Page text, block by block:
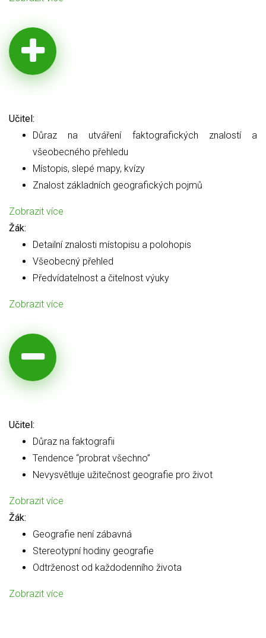
Učitel:
Důraz na utváření faktografických znalostí a
všeobecného přehledu
Místopis, slepé mapy, kvízy
Znalost základních geografických pojmů
Zobrazit více
Žák:
Detailní znalosti místopisu a polohopis
Všeobecný přehled
Předvídatelnost a čitelnost výuky
Zobrazit více
Učitel:
Důraz na faktografii
Tendence “probrat všechno”
Nevysvětluje užitečnost geografie pro život
Zobrazit více
Žák:
Geografie není zábavná
Stereotypní hodiny geografie
Odtrženost od každodenního života
Zobrazit více